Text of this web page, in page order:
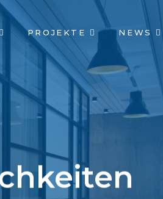
PROJEKTE NEWS